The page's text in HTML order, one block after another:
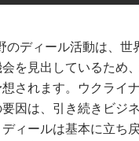
のディール活動は、
を見出しているため
されます。ウクライ
因は、引き続きビジ
ィールは基本に立ち